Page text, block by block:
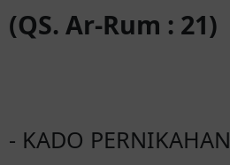
(QS. Ar-Rum : 21)
- KADO